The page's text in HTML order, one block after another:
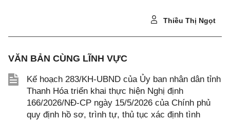
Thiều Thị Ngọt
VĂN BẢN CÙNG LĨNH VỰC
Kế hoạch 283/KH-UBND của Ủy ban nhân dân tỉnh
Thanh Hóa triển khai thực hiện Nghị định
166/2026/NĐ-CP ngày 15/5/2026 của Chính phủ
quy định hồ sơ, trình tự, thủ tục xác định tình